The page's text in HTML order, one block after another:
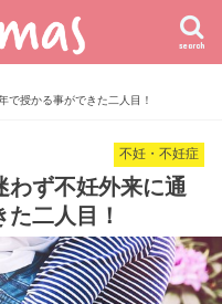
search
で授かる事ができた二人目！
不妊・不妊症
わず不妊外来に通
二人目！